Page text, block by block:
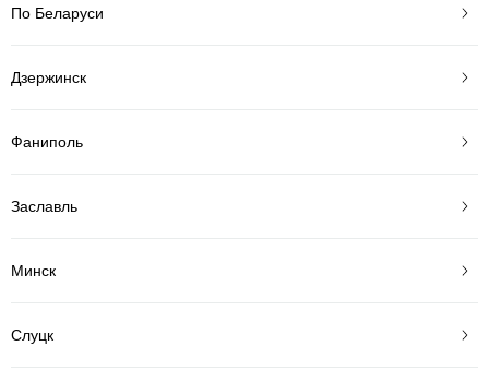
По Беларуси
Дзержинск
Фаниполь
Заславль
Минск
Слуцк